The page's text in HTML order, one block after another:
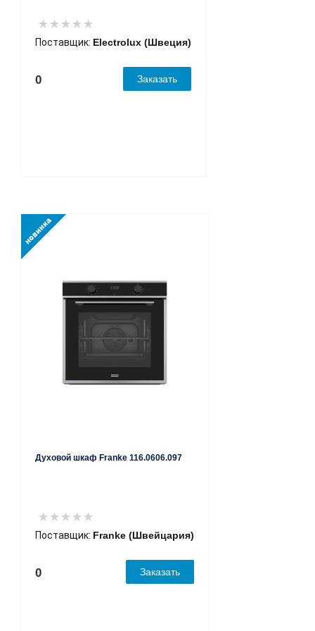
Поставщик: Electrolux (Швеция)
0 Заказать
Духовой шкаф Franke 116.0606.097
Поставщик: Franke (Швейцария)
0 Заказать